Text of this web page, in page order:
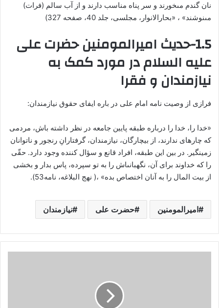
نان گندم مى‏خورند و سر پناه مناسب دارند و از آب سالم (فرات)
مى‏نوشند» ، «بحارالانوار، مجلسی، جلد 40، صفحه 327)
1.5-حدیث امیرالمومنین حضرت علی
علیه السلام در مورد کمک به
نیازمندان و فقرا
فرازی از وصیت نامه امام علی در باره ایفای حقوق نیازمندان:
«خدا را، خدا را درباره طبقه پایین جامعه در نظر داشته باش، مردمی
که چاره‏اى ندارند، از بیچارگان، نیازمندان، گرفتارانِ رنجور و ناتوانان
زمین‏گیر. در بین این طبقه، افراد قانع و سؤال کننده وجود دارد. حقّی
را که خداوند برای آن، نگهبانى‏اش را به تو سپرده، پاس بدار و بخشى
از بیت المال را به آنان اختصاص بده» ،( نهج البلاغه، نامه53).
امیرالمومنین حضرت علی نیازمندان